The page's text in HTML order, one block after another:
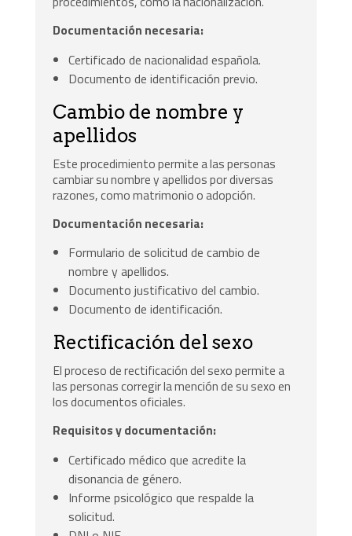
Documentación necesaria:
Certificado de nacionalidad española.
Documento de identificación previo.
Cambio de nombre y
apellidos
Este procedimiento permite a las personas
cambiar su nombre y apellidos por diversas
razones, como matrimonio o adopción.
Documentación necesaria:
Formulario de solicitud de cambio de
nombre y apellidos.
Documento justificativo del cambio.
Documento de identificación.
Rectificación del sexo
El proceso de rectificación del sexo permite a
las personas corregir la mención de su sexo en
los documentos oficiales.
Requisitos y documentación:
Certificado médico que acredite la
disonancia de género.
Informe psicológico que respalde la
solicitud.